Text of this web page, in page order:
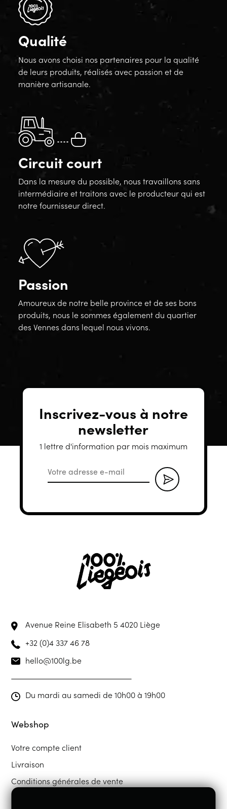
Qualité
Nous avons choisi nos partenaires pour la qualité
de leurs produits, réalisés avec passion et de
manière artisanale.
Circuit court
Dans la mesure du possible, nous travaillons sans
intermédiaire et traitons avec le producteur qui est
notre fournisseur direct.
Passion
Amoureux de notre belle province et de ses bons
produits, nous le sommes également du quartier
des Vennes dans lequel nous vivons.
Inscrivez-vous à notre
newsletter
1 lettre d'information par mois maximum
Avenue Reine Elisabeth 54020 Liège
+32 (0)4 337 46 78
hello@100lg.be
Du mardi au samedi de 10h00 à 19h00
Webshop
Votre compte client
Livraison
Conditions générales de vente